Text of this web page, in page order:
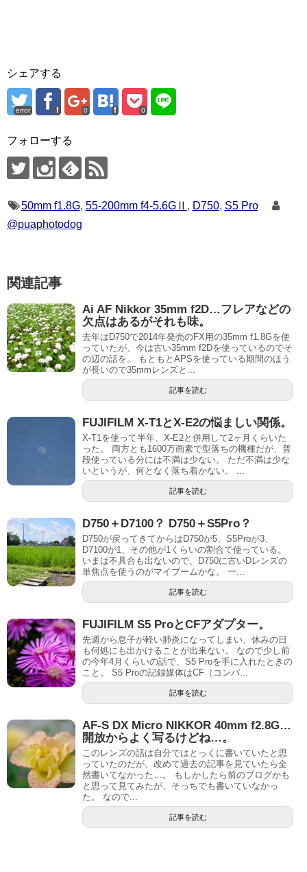
シェアする
error 0 0
フォローする
50mm f1.8G, 55-200mm f4-5.6GⅡ , D750, S5 Pro
@puaphotodog
関連記事
Ai AF Nikkor 35mm f2D…フレアなどの
欠点はあるがそれも味。
去年はD750で2014年発売のFX用の35mm f1.8Gを使
っていたが、今は古い35mm f2Dを使っているのでそ
の辺の話を。 もともとAPSを使っている期間のほう
が長いので35mmレンズと...
記事を読む
FUJIFILM X-T1とX-E2の悩ましい関係。
X-T1を使って半年、X-E2と併用して2ヶ月くらいた
った。 両方とも1600万画素で型落ちの機種だが、普
段使っている分には不満は少ない。 ただ不満は少な
いというが、何となく落ち着かない。 ...
記事を読む
D750＋D7100？ D750＋S5Pro？
D750が戻ってきてからはD750が5、S5Proが3、
D7100が1、その他が1くらいの割合で使っている。
いまは不具合も出ないので、D750に古いDレンズの
単焦点を使うのがマイブームかな。 一...
記事を読む
FUJIFILM S5 ProとCFアダプター。
先週から息子が軽い肺炎になってしまい、休みの日
も何処にも出かけることが出来ない。 なので少し前
の今年4月くらいの話で、S5 Proを手に入れたときの
こと。 S5 Proの記録媒体はCF（コンパ...
記事を読む
AF-S DX Micro NIKKOR 40mm f2.8G…
開放からよく写るけどね…。
このレンズの話は自分ではとっくに書いていたと思
っていたのだが、改めて過去の記事を見ていたら全
然書いてなかった…。 もしかしたら前のブログかも
と思って見てみたが、そっちでも書いていなかっ
た。 なので...
記事を読む